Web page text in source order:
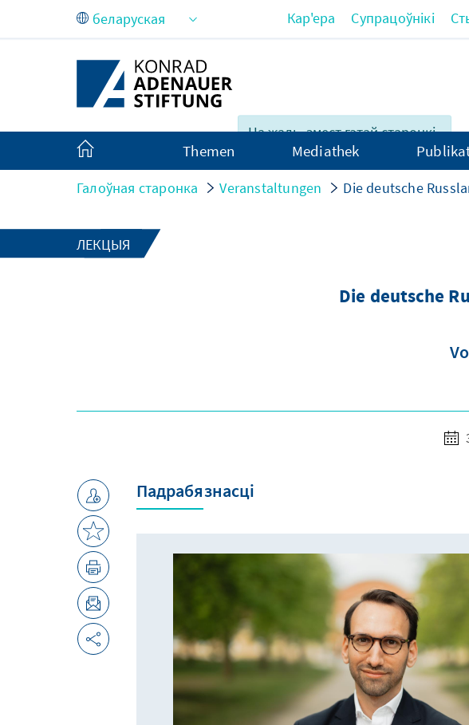
Skip to Main Content
На жаль, змест гэтай старонкі
няпоўны на беларуская.
Кар'ера Супрацоўнікі
Themen Mediathek
Галоўная старонка Veranstaltungen Die deutsche
ЛЕКЦЫЯ
Die deutsche
Падрабязнасці